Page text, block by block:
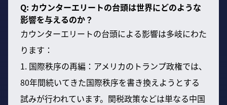
Q: カウンターエリートの台頭は世界にどのような
影響を与えるのか？
カウンターエリートの台頭による影響は多岐にわた
ります：
1. 国際秩序の再編：アメリカのトランプ政権では、
80年間続いてきた国際秩序を書き換えようとする
試みが行われています。関税政策などは単なる中国